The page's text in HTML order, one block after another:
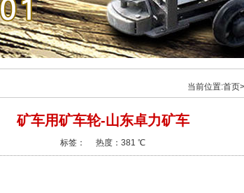
当前位置:首页
矿车用矿车轮-山东卓力矿车
标签： 热度： 381 ℃